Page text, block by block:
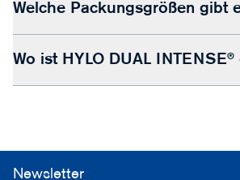
Welche Packungsgrößen gibt
Wo ist HYLO DUAL
Newsletter